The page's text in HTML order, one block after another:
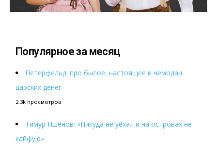
Популярное за месяц
Петерфельд: про былое, настоящее и чемодан
царских денег
2.3k просмотров
Тимур Пшенов: «Никуда не уехал и на островах не
кайфую»